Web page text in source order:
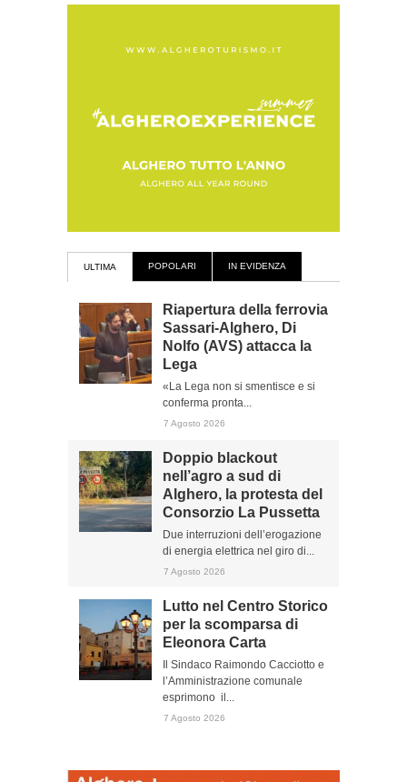
ULTIMA POPOLARI IN EVIDENZA
Riapertura della ferrovia
Sassari-Alghero, Di
Nolfo (AVS) attacca la
Lega
«La Lega non si smentisce e si
conferma pronta...
7 Agosto 2026
Doppio blackout
nell’agro a sud di
Alghero, la protesta del
Consorzio La Pussetta
Due interruzioni dell’erogazione
di energia elettrica nel giro di...
7 Agosto 2026
Lutto nel Centro Storico
per la scomparsa di
Eleonora Carta
Il Sindaco Raimondo Cacciotto e
l’Amministrazione comunale
esprimono il...
7 Agosto 2026